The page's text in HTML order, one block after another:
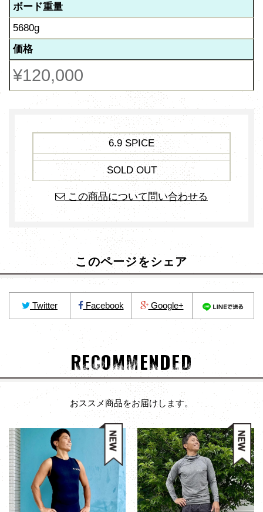
ボード重量
5680g
価格
¥120,000
6.9 SPICE
SOLD OUT
この商品について問い合わせる
このページをシェア
Twitter Facebook Google+
RECOMMENDED
おススメ商品をお届けします。